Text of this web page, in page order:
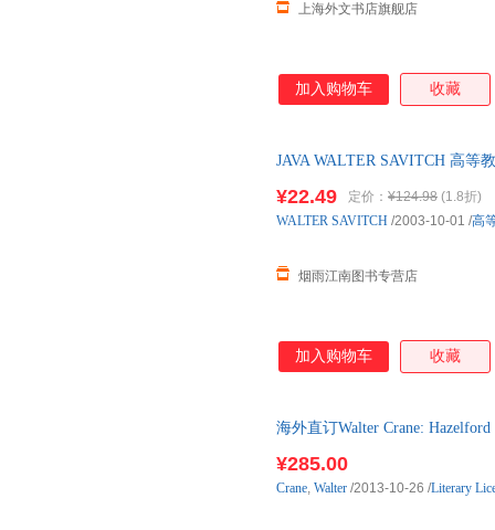
上海外文书店旗舰店
加入购物车 收藏
JAVA WALTER SAVITCH 高等
¥22.49 定价： ¥124.98 (1.8折)
烟雨江南图书专营店
WALTER SAVITCH /2003-10-01 /高
加入购物车 收藏
海外直订Walter Crane:
¥285.00
Crane, Walter /2013-10-26 /Literary